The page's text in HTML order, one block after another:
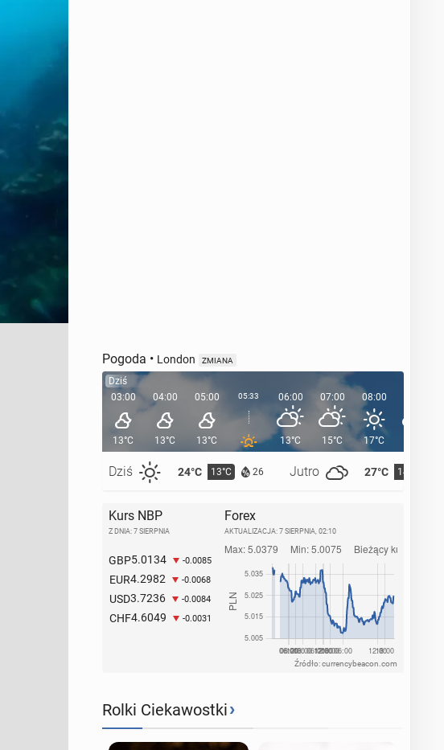
Pogoda • London ZMIANA
Dziś
03:00
13°C
Dziś 24°C 13°C 26 Jutro 27°C 14°C
04:00
13°C
05:00
13°C
05:33 06:00
13°C
07:00
15°C
08:00
17°C
Kurs NBP
Z DNIA: 7 SIERPNIA
GBP5.0134 -0.0085
EUR4.2982 -0.0068
USD3.7236 -0.0084
CHF4.6049 -0.0031
Forex
AKTUALIZACJA: 7 SIERPNIA, 02:10
Źródło: currencybeacon.com
Rolki Ciekawostki›